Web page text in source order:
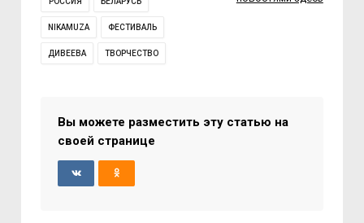
NIKAMUZA ФЕСТИВАЛЬ
ДИВЕЕВА ТВОРЧЕСТВО
Вы можете разместить эту статью на
своей странице